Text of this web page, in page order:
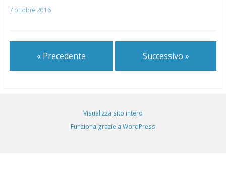
7 ottobre 2016
« Precedente Successivo »
Visualizza sito intero
Funziona grazie a WordPress